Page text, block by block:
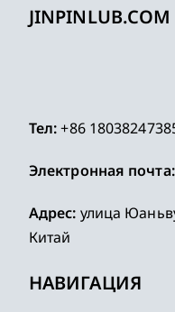
JINPINLUB.COM
Тел:+86
Электронная почта:
Адрес: улица
Китай
НАВИГАЦИЯ